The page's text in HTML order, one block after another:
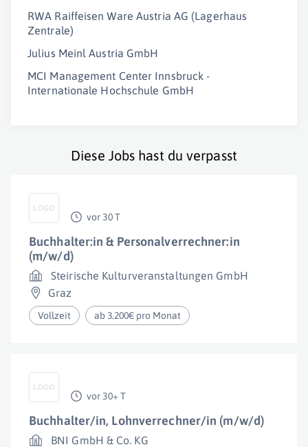
RWA Raiffeisen Ware Austria AG (Lagerhaus
Zentrale)
Julius Meinl Austria GmbH
MCI Management Center Innsbruck -
Internationale Hochschule GmbH
Diese Jobs hast du verpasst
vor 30 T
Buchhalter:in & Personalverrechner:in
(m/w/d)
Steirische Kulturveranstaltungen GmbH
Graz
Vollzeit ab 3.200€ pro Monat
vor 30+ T
Buchhalter/in, Lohnverrechner/in (m/w/d)
BNI GmbH & Co. KG